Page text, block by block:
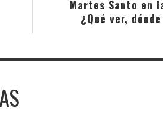
Martes Santo en
¿Qué ver,